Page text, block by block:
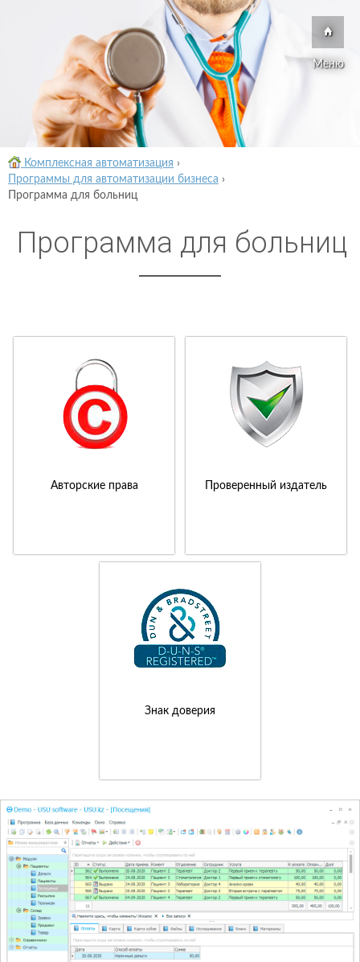
Меню
Комплексная автоматизация ›
Программы для автоматизации бизнеса ›
Программа для больниц
Программа для больниц
Авторские права Проверенный издатель
Знак доверия